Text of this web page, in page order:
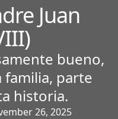
Juan
bueno,
parte
historia.
26, 2025